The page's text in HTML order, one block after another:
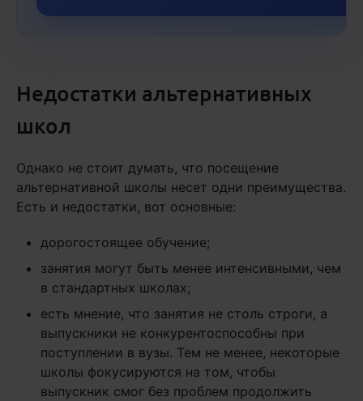
Недостатки альтернативных
школ
Однако не стоит думать, что посещение
альтернативной школы несет одни преимущества.
Есть и недостатки, вот основные:
дорогостоящее обучение;
занятия могут быть менее интенсивными, чем
в стандартных школах;
есть мнение, что занятия не столь строги, а
выпускники не конкурентоспособны при
поступлении в вузы. Тем не менее, некоторые
школы фокусируются на том, чтобы
выпускник смог без проблем продолжить